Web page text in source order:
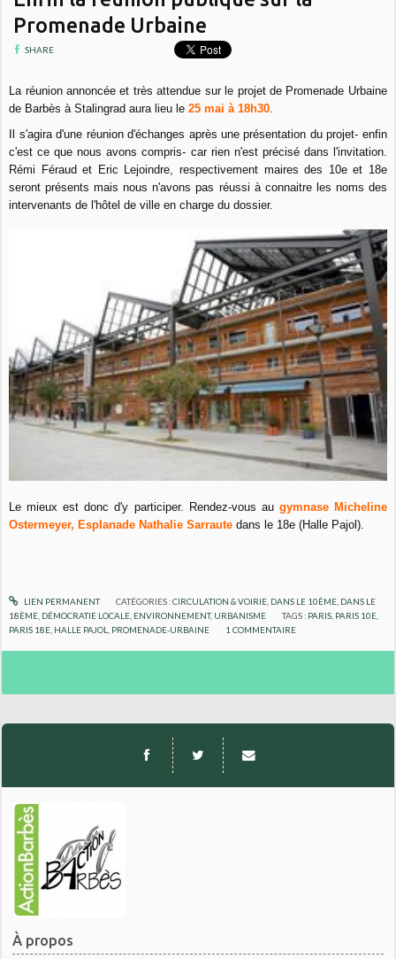
À propos
Promenade Urbaine
SHARE
La réunion annoncée et très attendue sur le projet de Promenade Urbaine
de Barbès à Stalingrad aura lieu le25 mai à 18h30.
Il s'agira d'une réunion d'échanges après une présentation du projet- enfin
c'est ce que nous avons compris- car rien n'est précisé dans l'invitation.
Rémi Féraud et Eric Lejoindre, respectivement maires des 10e et 18e
seront présents mais nous n'avons pas réussi à connaitre les noms des
intervenants de l'hôtel de ville en charge du dossier.
Le mieux est donc d'y participer. Rendez-vous au gymnase Micheline
Ostermeyer, Esplanade Nathalie Sarraute dans le 18e (Halle Pajol).
LIEN PERMANENT CATÉGORIES :CIRCULATION & VOIRIE, DANS LE 10ÈME, DANS LE
18ÈME DÉMOCRATIE LOCALE ENVIRONNEMENT, URBANISME TAGS : PARIS PARIS 10E
PARIS 18E HALLE PAJOL PROMENADE-URBAINE 1 COMMENTAIRE